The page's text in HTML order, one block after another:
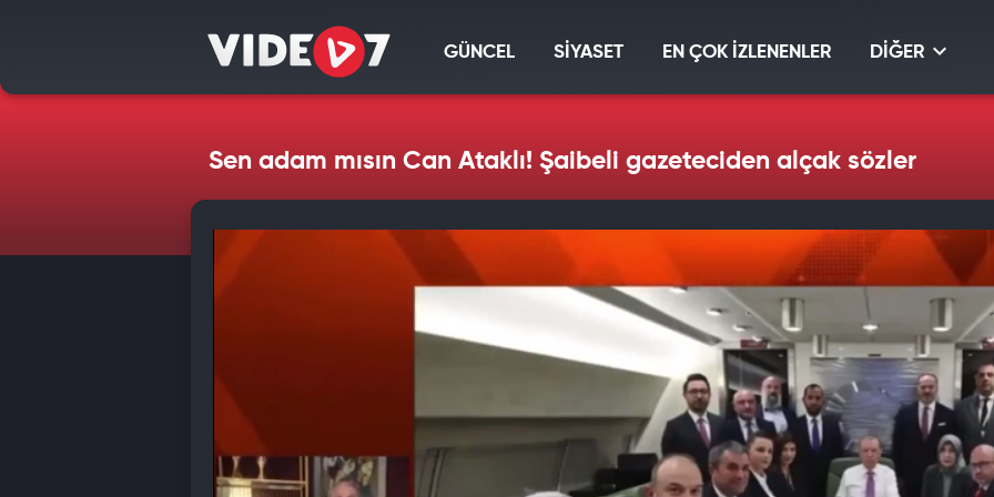
GÜNCEL SİYASET EN ÇOK İZLENENLER DİĞER
Sen adam mısın Can Ataklı! Şaibeli gazeteciden alçak sözler